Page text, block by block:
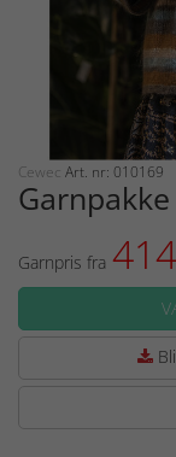
Cewec Art. nr: 010169
Garnpris fra